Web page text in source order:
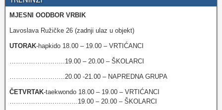
MJESNI OODBOR VRBIK
Lavoslava Ružičke 26 (zadnji ulaz u objekt)
UTORAK-hapkido 18.00 – 19.00 – VRTIĆANCI
……………………..19.00 – 20.00 – ŠKOLARCI
……………………..20.00 -21.00 – NAPREDNA GRUPA
ČETVRTAK-taekwondo 18.00 – 19.00 – VRTIĆANCI
…………………………..19.00 – 20.00 – ŠKOLARCI